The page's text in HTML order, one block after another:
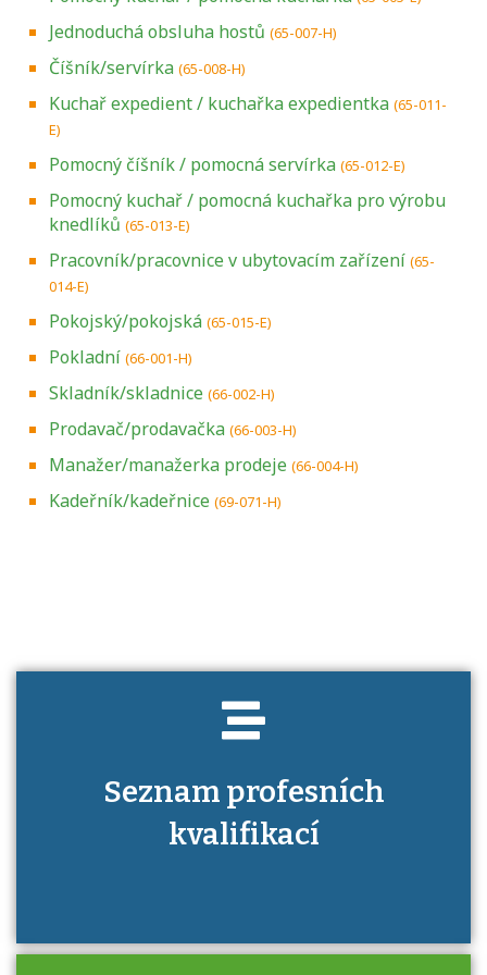
Jednoduchá obsluha hostů (65-007-H)
Číšník/servírka (65-008-H)
Kuchař expedient / kuchařka expedientka (65-011-
E)
Pomocný číšník / pomocná servírka (65-012-E)
Pomocný kuchař / pomocná kuchařka pro výrobu
knedlíků (65-013-E)
Pracovník/pracovnice v ubytovacím zařízení (65-
014-E)
Pokojský/pokojská (65-015-E)
Pokladní (66-001-H)
Skladník/skladnice (66-002-H)
Prodavač/prodavačka (66-003-H)
Manažer/manažerka prodeje (66-004-H)
Kadeřník/kadeřnice (69-071-H)
Seznam profesních
kvalifikací
Projděte si seznam profesních kvalifikací.